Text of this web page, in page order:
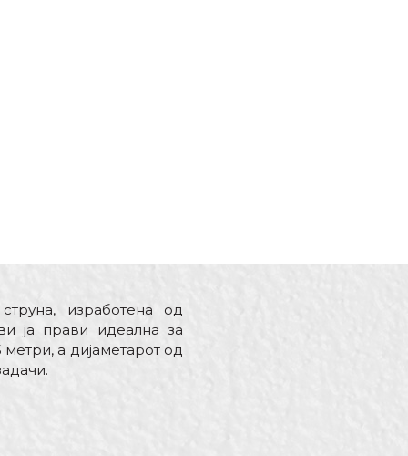
изработена од
ја прави идеална за
а дијаметарот од